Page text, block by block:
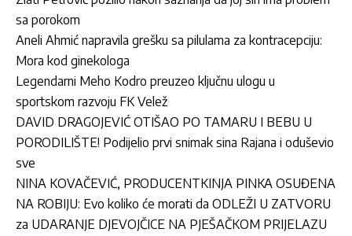
sa porokom
Aneli Ahmić napravila grešku sa pilulama za kontracepciju:
Mora kod ginekologa
Legendarni Meho Kodro preuzeo ključnu ulogu u
sportskom razvoju FK Velež
DAVID DRAGOJEVIĆ OTIŠAO PO TAMARU I BEBU U
PORODILIŠTE! Podijelio prvi snimak sina Rajana i oduševio
sve
NINA KOVAČEVIĆ, PRODUCENTKINJA PINKA OSUĐENA
NA ROBIJU: Evo koliko će morati da ODLEŽI U ZATVORU
za UDARANJE DJEVOJČICE NA PJEŠAČKOM PRIJELAZU